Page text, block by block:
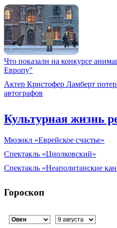
Что показали на конкурсе
Европу"
Актер Кристофер Ламберт
автографов
Культурная жизнь
Мюзикл «Еврейское счастье»
Спектакль «Циолковский»
Спектакль «Неаполитанские
Гороскоп